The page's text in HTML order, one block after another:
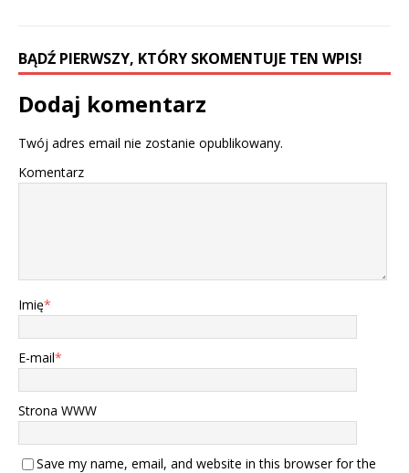
BĄDŹ PIERWSZY, KTÓRY SKOMENTUJE TEN WPIS!
Dodaj komentarz
Twój adres email nie zostanie opublikowany.
Komentarz
Imię*
E-mail*
Strona WWW
Save my name, email, and website in this browser for the